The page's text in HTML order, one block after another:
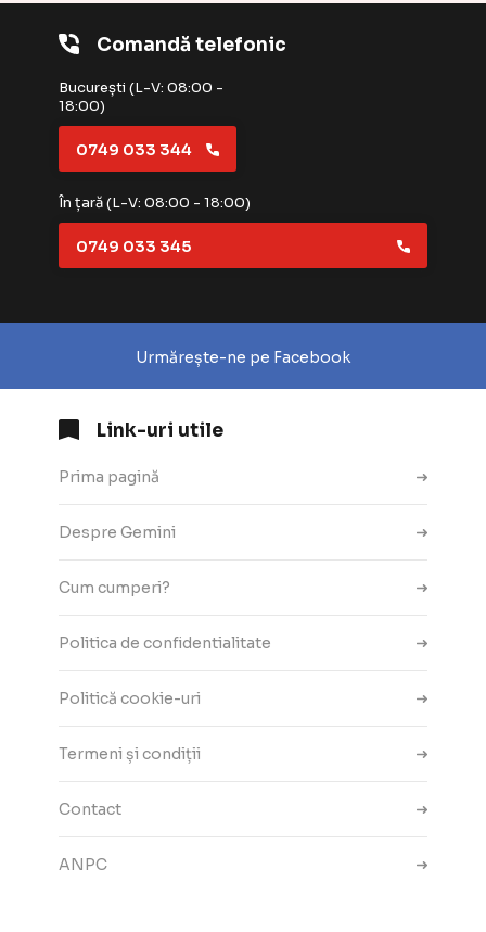
Comandă telefonic
București (L-V: 08:00 -
18:00)
0749 033 344
În țară (L-V: 08:00 - 18:00)
0749 033 345
Urmărește-ne pe Facebook
Link-uri utile
Prima pagină
Despre Gemini
Cum cumperi?
Politica de confidentialitate
Politică cookie-uri
Termeni și condiții
Contact
ANPC